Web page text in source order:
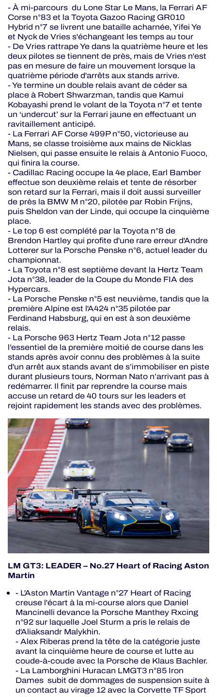
MLMC
ALMS
- À mi-parcours du Lone Star Le Mans, la Ferrari AF
Corse n°83 et la Toyota Gazoo Racing GR010
Hybrid n°7 se livrent une bataille acharnée, Yifei Ye
et Nyck de Vries s'échangeant les temps au tour
- De Vries rattrape Ye dans la quatrième heure et les
deux pilotes se tiennent de près, mais de Vries n'est
pas en mesure de faire un mouvement lorsque la
quatrième période d'arrêts aux stands arrive.
- Ye termine un double relais avant de céder sa
place à Robert Shwarzman, tandis que Kamui
Kobayashi prend le volant de la Toyota n°7 et tente
un ‘undercut’ sur la Ferrari jaune en effectuant un
ravitaillement anticipé.
- La Ferrari AF Corse 499P n°50, victorieuse au
Mans, se classe troisième aux mains de Nicklas
Nielsen, qui passe ensuite le relais à Antonio Fuoco,
qui finira la course.
- Cadillac Racing occupe la 4e place, Earl Bamber
effectue son deuxième relais et tente de résorber
son retard sur la Ferrari, mais il doit aussi surveiller
de près la BMW M n°20, pilotée par Robin Frijns,
puis Sheldon van der Linde, qui occupe la cinquième
place.
- Le top 6 est complété par la Toyota n°8 de
Brendon Hartley qui profite d'une rare erreur d'Andre
Lotterer sur la Porsche Penske n°6, actuel leader du
championnat.
- La Toyota n°8 est septième devant la Hertz Team
Jota n°38, leader de la Coupe du Monde FIA des
Hypercars.
- La Porsche Penske n°5 est neuvième, tandis que la
première Alpine est l'A424 n°35 pilotée par
Ferdinand Habsburg, qui en est à son deuxième
relais.
- La Porsche 963 Hertz Team Jota n°12 passe
l’essentiel de la première moitié de course dans les
stands après avoir connu des problèmes à la suite
d'un arrêt aux stands avant de s’immobiliser en piste
durant plusieurs tours, Norman Nato n’arrivant pas à
redémarrer. Il finit par reprendre la course mais
accuse un retard de 40 tours sur les leaders et
rejoint rapidement les stands avec des problèmes.
LM GT3: LEADER – No.27 Heart of Racing Aston
Martin
- L'Aston Martin Vantage n°27 Heart of Racing
creuse l'écart à la mi-course alors que Daniel
Mancinelli devance la Porsche Manthey Rxcing
n°92 sur laquelle Joel Sturm a pris le relais de
d'Aliaksandr Malykhin.
- Alex Riberas prend la tête de la catégorie juste
avant la cinquième heure de course et lutte au
coude-à-coude avec la Porsche de Klaus Bachler.
- La Lamborghini Huracan LMGT3 n°85 Iron
Dames subit de dommages de suspension suite à
un contact au virage 12 avec la Corvette TF Sport